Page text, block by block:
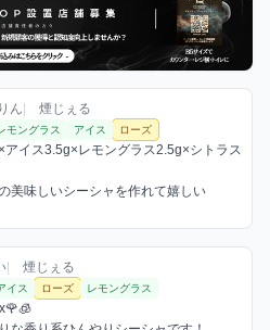
スを見る
ん / お店シーシャ / 2026年7月31
ん| 煙じぇる
バー
モングラス アイス ローズ
アイス3.5g×レモングラス2.5g×シトラス
美味しいシーシャを作れて嬉しい
見る
お店シーシャ / 2026年7月11日
| 煙じぇる
バー
イス ローズ レモングラス